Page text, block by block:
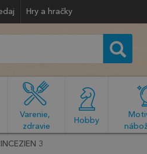
Hry a hračky
Varenie,
zdravie
Hobby
3